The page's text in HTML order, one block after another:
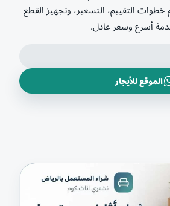
التقييم، التسعير، وتجهيز القطع
أسرع وسعر عادل.
الموقع للأيجار